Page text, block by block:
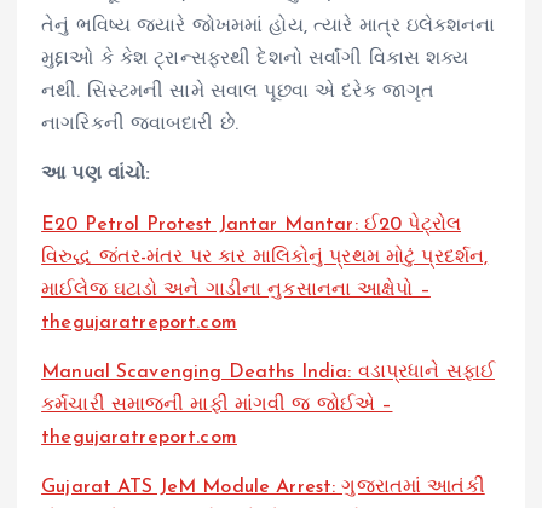
તેનું ભવિષ્ય જ્યારે જોખમમાં હોય, ત્યારે માત્ર ઇલેક્શનના
મુદ્દાઓ કે કેશ ટ્રાન્સફરથી દેશનો સર્વાંગી વિકાસ શક્ય
નથી. સિસ્ટમની સામે સવાલ પૂછવા એ દરેક જાગૃત
નાગરિકની જવાબદારી છે.
આ પણ વાંચો:
E20 Petrol Protest Jantar Mantar: ઈ20 પેટ્રોલ
વિરુદ્ધ જંતર-મંતર પર કાર માલિકોનું પ્રથમ મોટું પ્રદર્શન,
માઈલેજ ઘટાડો અને ગાડીના નુકસાનના આક્ષેપો –
thegujaratreport.com
Manual Scavenging Deaths India: વડાપ્રધાને સફાઈ
કર્મચારી સમાજની માફી માંગવી જ જોઈએ –
thegujaratreport.com
Gujarat ATS JeM Module Arrest: ગુજરાતમાં આતંકી